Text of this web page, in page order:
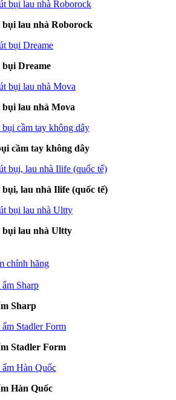
lau nhà Roborock
Dreame
lau nhà Mova
cầm tay không dây
lau nhà Ilife (quốc tế)
bụi lau nhà Ultty
chính hãng
Sharp
Stadler Form
Hàn Quốc